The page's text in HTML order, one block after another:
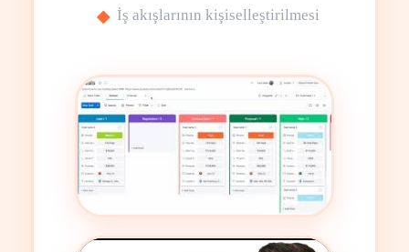
İş akışlarının kişiselleştirilmesi